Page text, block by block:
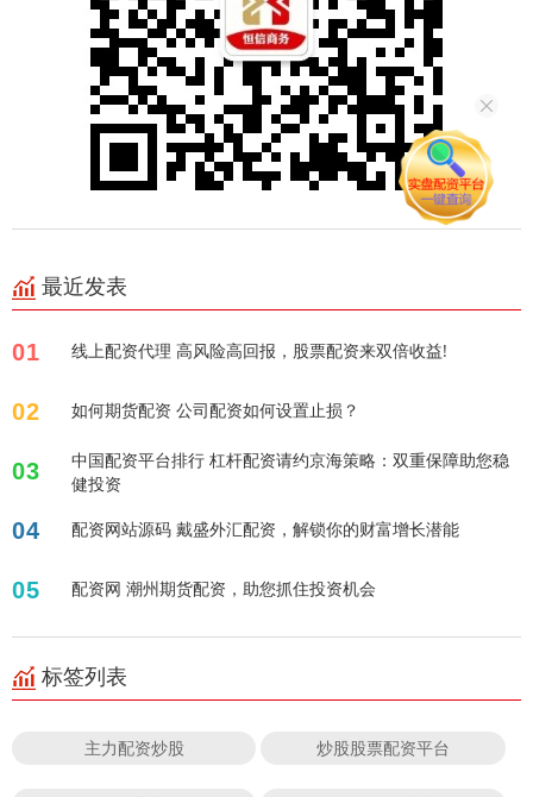
最近发表
01 线上配资代理 高风险高回报，股票配资来双倍收益!
02 如何期货配资 公司配资如何设置止损？
03
中国配资平台排行 杠杆配资请约京海策略：双重保障助您稳
健投资
04 配资网站源码 戴盛外汇配资，解锁你的财富增长潜能
05 配资网 潮州期货配资，助您抓住投资机会
标签列表
主力配资炒股 炒股股票配资平台